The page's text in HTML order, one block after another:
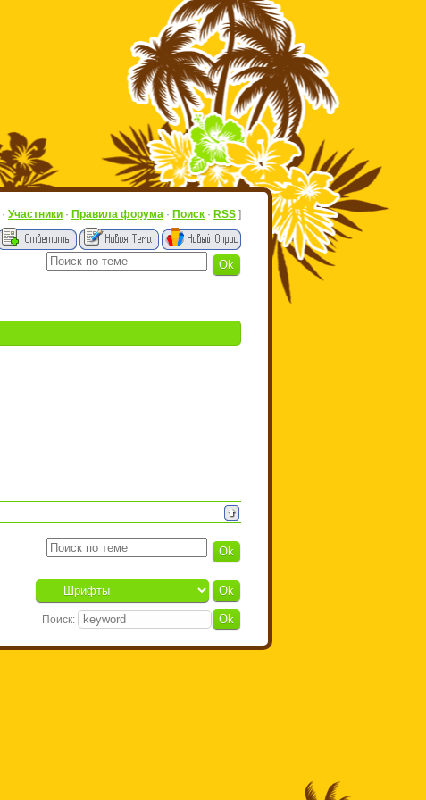
· Участники · Правила форума · Поиск · RSS ]
Поиск: